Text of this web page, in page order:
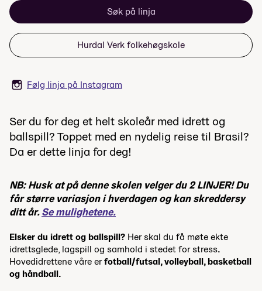
Søk på linja
Hurdal Verk folkehøgskole
Følg linja på Instagram
Ser du for deg et helt skoleår med idrett og
ballspill? Toppet med en nydelig reise til Brasil?
Da er dette linja for deg!
NB: Husk at på denne skolen velger du 2 LINJER! Du
får større variasjon i hverdagen og kan skreddersy
ditt år.Se mulighetene.
Elsker du idrett og ballspill? Her skal du få møte ekte
idrettsglede, lagspill og samhold i stedet for stress.
Hovedidrettene våre erfotball/futsal, volleyball, basketball
og håndball.